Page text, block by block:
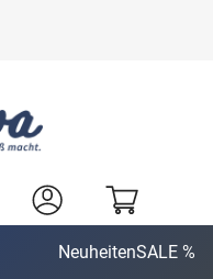
NeuheitenSALE %